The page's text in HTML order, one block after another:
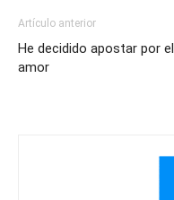
Artículo anterior
He decidido apostar por el
amor